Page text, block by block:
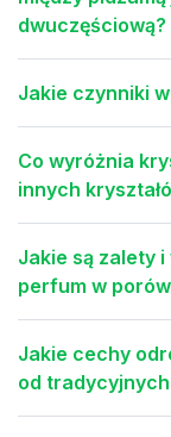
dwuczęściową?
Jakie czynniki
Co wyróżnia
innych
Jakie są zalety
perfum w
Jakie cechy
od